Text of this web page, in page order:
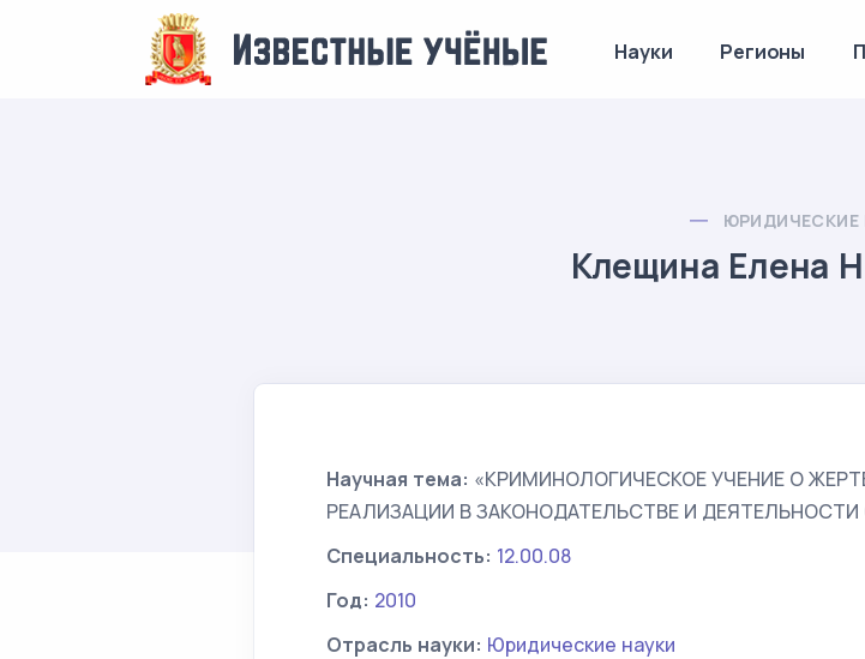
Науки Регионы
ЮРИДИЧЕСКИЕ
Клещина Елена
Научная тема: «КРИМИНОЛОГИЧЕСКОЕ УЧЕНИЕ О
РЕАЛИЗАЦИИ В ЗАКОНОДАТЕЛЬСТВЕ И
Специальность: 12.00.08
Год: 2010
Отрасль науки: Юридические науки